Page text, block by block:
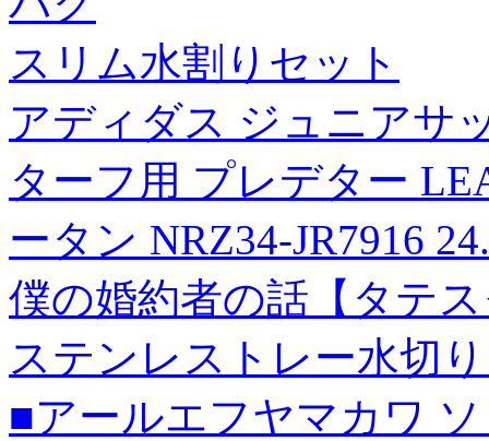
スリム水割りセット
アディダス ジュニアサ
ターフ用 プレデター
ータン NRZ34-JR7916
僕の婚約者の話【タテ
ステンレストレー水切
■アールエフヤマカワ